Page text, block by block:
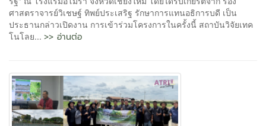
ศาสตราจารย์วิเชษฐ์ ทิพย์ประเสริฐ รักษาการแทนอธิการบดี เป็น
ประธานกล่าวเปิดงาน การเข้าร่วมโครงการในครั้งนี้ สถาบันวิจัยเทค
โนโลย... >> อ่านต่อ